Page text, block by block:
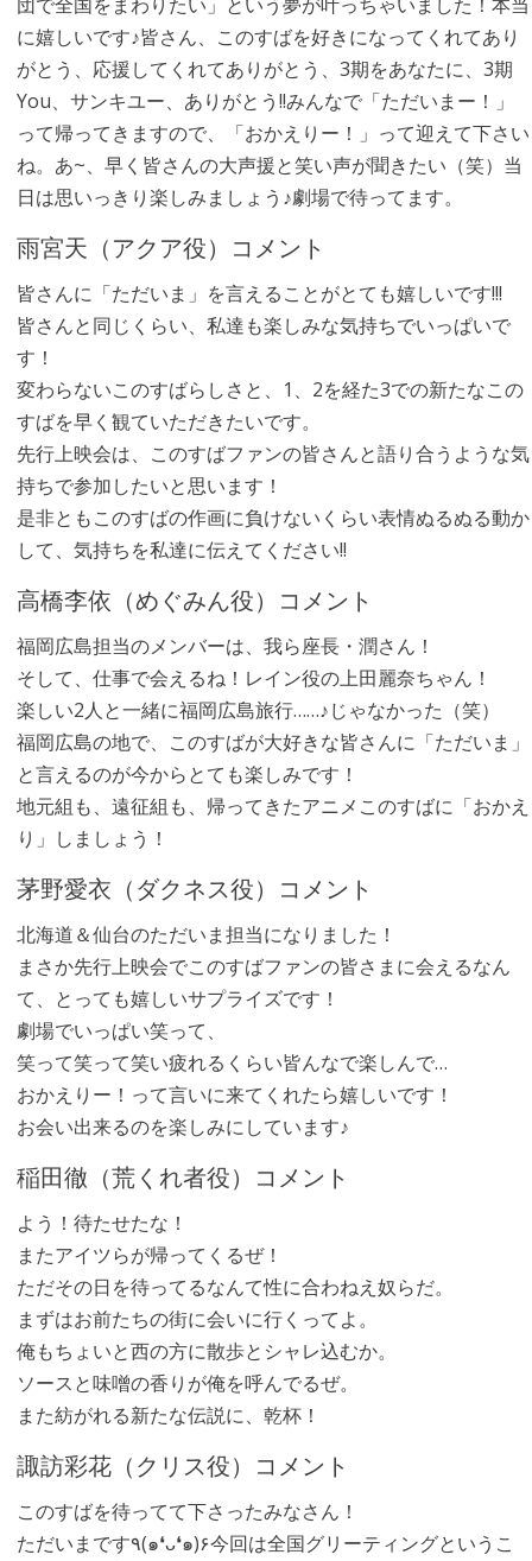
に嬉しいです♪皆さん、このすばを好きになってくれてあり
がとう、応援してくれてありがとう、3期をあなたに、3期
You、サンキユー、ありがとう!!みんなで「ただいまー！」
って帰ってきますので、「おかえりー！」って迎えて下さい
ね。あ~、早く皆さんの大声援と笑い声が聞きたい（笑）当
日は思いっきり楽しみましょう♪劇場で待ってます。
雨宮天（アクア役）コメント
皆さんに「ただいま」を言えることがとても嬉しいです!!!
皆さんと同じくらい、私達も楽しみな気持ちでいっぱいで
す！
変わらないこのすばらしさと、1、2を経た3での新たなこの
すばを早く観ていただきたいです。
先行上映会は、このすばファンの皆さんと語り合うような気
持ちで参加したいと思います！
是非ともこのすばの作画に負けないくらい表情ぬるぬる動か
して、気持ちを私達に伝えてください!!
高橋李依（めぐみん役）コメント
福岡広島担当のメンバーは、我ら座長・潤さん！
そして、仕事で会えるね！レイン役の上田麗奈ちゃん！
楽しい2人と一緒に福岡広島旅行……♪じゃなかった（笑）
福岡広島の地で、このすばが大好きな皆さんに「ただいま」
と言えるのが今からとても楽しみです！
地元組も、遠征組も、帰ってきたアニメこのすばに「おかえ
り」しましょう！
茅野愛衣（ダクネス役）コメント
北海道＆仙台のただいま担当になりました！
まさか先行上映会でこのすばファンの皆さまに会えるなん
て、とっても嬉しいサプライズです！
劇場でいっぱい笑って、
笑って笑って笑い疲れるくらい皆んなで楽しんで…
おかえりー！って言いに来てくれたら嬉しいです！
お会い出来るのを楽しみにしています♪
稲田徹（荒くれ者役）コメント
よう！待たせたな！
またアイツらが帰ってくるぜ！
ただその日を待ってるなんて性に合わねえ奴らだ。
まずはお前たちの街に会いに行くってよ。
俺もちょいと西の方に散歩とシャレ込むか。
ソースと味噌の香りが俺を呼んでるぜ。
また紡がれる新たな伝説に、乾杯！
諏訪彩花（クリス役）コメント
このすばを待ってて下さったみなさん！
ただいまです۹(๑❛ᴗ❛๑)۶今回は全国グリーティングというこ